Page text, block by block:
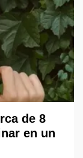
de 8
en un